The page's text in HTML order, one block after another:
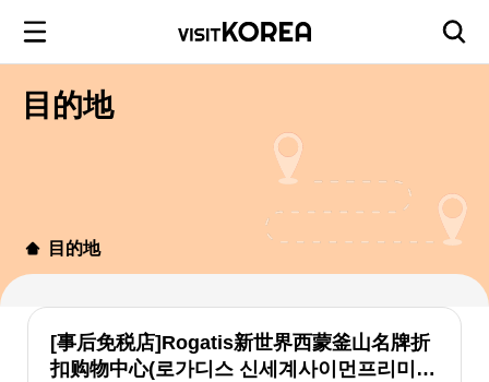
目的地
目的地
[事后免税店]Rogatis新世界西蒙釜山名牌折
扣购物中心(로가디스 신세계사이먼프리미엄